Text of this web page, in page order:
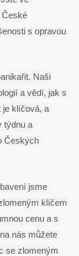
České
s opravou
Naši
a vědí, jak s
je klíčová, a
týdnu a
Českých
jsme
klíčem
cenu a s
nás můžete
se zlomeným